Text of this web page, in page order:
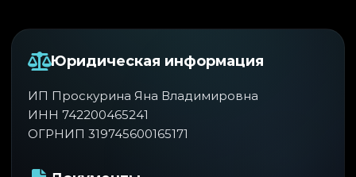
Юридическая информация
ИП Проскурина Яна Владимировна
ИНН 742200465241
ОГРНИП 319745600165171